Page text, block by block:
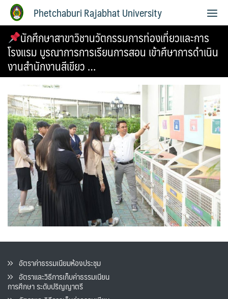
Phetchaburi Rajabhat University
นักศึกษาสาขาวิชานวัตกรรมการท่องเที่ยวและการ
โรงแรม บูรณาการการเรียนการสอน เข้าศึษาการดำเนิน
งานสำนักงานสีเขียว …
อัตราค่าธรรมเนียมห้องประชุม
อัตราและวิธีการเก็บค่าธรรมเนียน
การศึกษา ระดับปริญญาตรี